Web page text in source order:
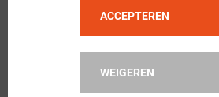
ACCEPTEREN
WEIGEREN